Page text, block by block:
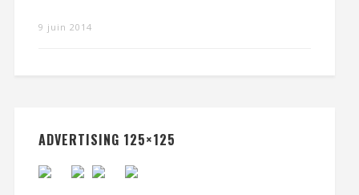
9 juin 2014
ADVERTISING 125×125